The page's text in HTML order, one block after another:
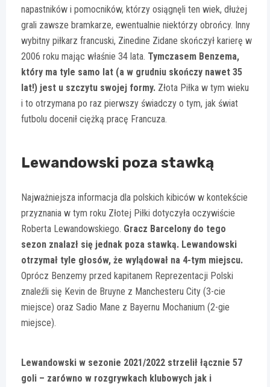
napastników i pomocników, którzy osiągnęli ten wiek, dłużej
grali zawsze bramkarze, ewentualnie niektórzy obrońcy. Inny
wybitny piłkarz francuski, Zinedine Zidane skończył karierę w
2006 roku mając właśnie 34 lata. Tymczasem Benzema,
który ma tyle samo lat (a w grudniu skończy nawet 35
lat!) jest u szczytu swojej formy. Złota Piłka w tym wieku
i to otrzymana po raz pierwszy świadczy o tym, jak świat
futbolu docenił ciężką pracę Francuza.
Lewandowski poza stawką
Najważniejsza informacja dla polskich kibiców w kontekście
przyznania w tym roku Złotej Piłki dotyczyła oczywiście
Roberta Lewandowskiego. Gracz Barcelony do tego
sezon znalazł się jednak poza stawką. Lewandowski
otrzymał tyle głosów, że wylądował na 4-tym miejscu.
Oprócz Benzemy przed kapitanem Reprezentacji Polski
znaleźli się Kevin de Bruyne z Manchesteru City (3-cie
miejsce) oraz Sadio Mane z Bayernu Mochanium (2-gie
miejsce).
Lewandowski w sezonie 2021/2022 strzelił łącznie 57
goli – zarówno w rozgrywkach klubowych jak i